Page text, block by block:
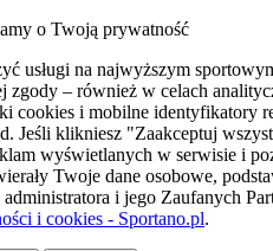
o Twoją prywatność
usługi na najwyższym
zgody – również w celach
cookies i mobilne identyfikatory
Jeśli klikniesz "Zaakceptuj
wyświetlanych w serwisie i
Twoje dane osobowe,
i jego Zaufanych
i cookies - Sportano.pl.